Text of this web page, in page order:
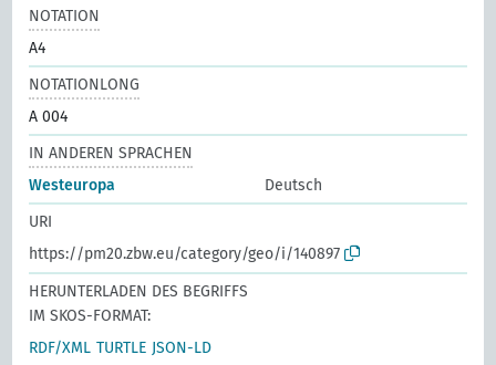
NOTATION
A4
NOTATIONLONG
A 004
IN ANDEREN SPRACHEN
Westeuropa
Deutsch
URI
https://pm20.zbw.eu/category/geo/i/140897
HERUNTERLADEN DES BEGRIFFS
IM SKOS-FORMAT:
RDF/XML TURTLE JSON-LD